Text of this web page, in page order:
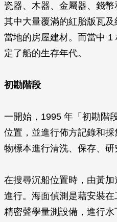
瓷器、木器、金屬器、錢幣
其中大量覆滿的紅胎版瓦
當地的房屋建材。而當中 1
定了船的生存年代。
初勘階段
一開始，1995 年「初勘階
位置，並進行佈方記錄和
物標本進行清洗、保存、研
在搜尋沉船位置時，由黃
進行。海面偵測是藉安裝
精密聲學量測設備，進行